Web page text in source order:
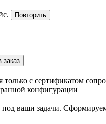
Повторить
заказ
только с сертификатом
конфигурации
ваши задачи.